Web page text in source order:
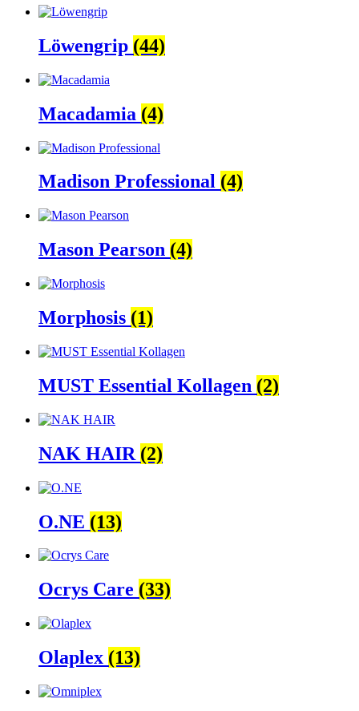
Löwengrip (44)
Macadamia (4)
Madison Professional (4)
Mason Pearson (4)
Morphosis (1)
MUST Essential Kollagen (2)
NAK HAIR (2)
O.NE (13)
Ocrys Care (33)
Olaplex (13)